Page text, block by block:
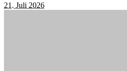
21. Juli 2026